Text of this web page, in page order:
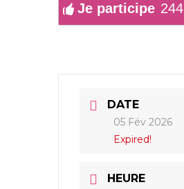
Je participe 244
DATE
05 Fév 2026
Expired!
HEURE